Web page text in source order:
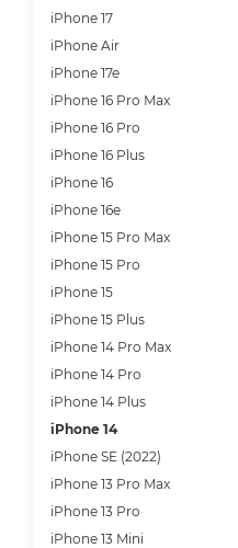
iPhone 17
iPhone Air
iPhone 17e
iPhone 16 Pro Max
iPhone 16 Pro
iPhone 16 Plus
iPhone 16
iPhone 16e
iPhone 15 Pro Max
iPhone 15 Pro
iPhone 15
iPhone 15 Plus
iPhone 14 Pro Max
iPhone 14 Pro
iPhone 14 Plus
iPhone 14
iPhone SE (2022)
iPhone 13 Pro Max
iPhone 13 Pro
iPhone 13 Mini